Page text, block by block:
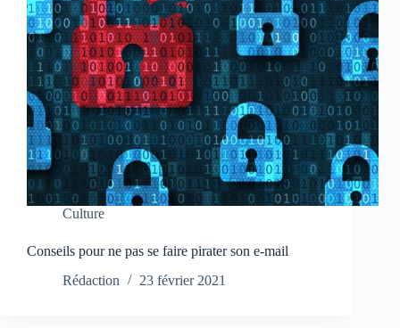
Culture
Conseils pour ne pas se faire pirater son e-mail
Rédaction
23 février 2021